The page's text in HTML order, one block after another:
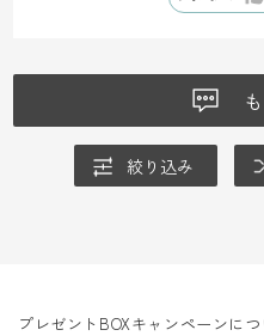
絞り込み
プレゼントBOXキャンペーンに